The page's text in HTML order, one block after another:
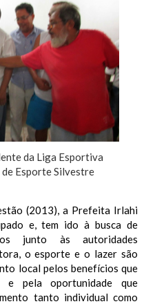
da Liga Esportiva
Esporte Silvestre
(2013), a Prefeita Irlahi
e, tem ido à busca de
junto às autoridades
o esporte e o lazer são
local pelos benefícios que
e pela oportunidade que
tanto individual como